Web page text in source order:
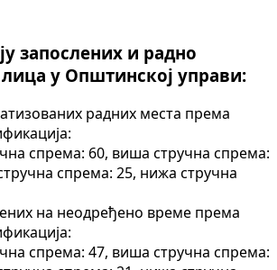
запослених и радно
у Општинској управи:
радних места према
спрема: 60, виша стручна спрема:
спрема: 25, нижа стручна
на неодређено време према
спрема: 47, виша стручна спрема: